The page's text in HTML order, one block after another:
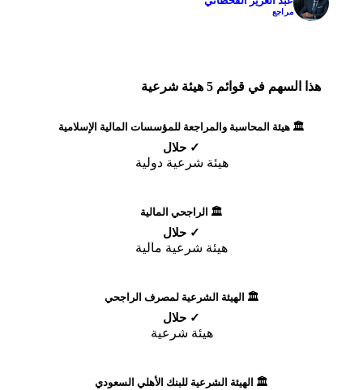
مراجع
هذا السهم في قوائم 5 هيئة شرعية
🏛️ هيئة المحاسبة والمراجعة للمؤسسات المالية الإسلامية
✓ حلال
هيئة شرعية دولية
🏛️ الراجحي المالية
✓ حلال
هيئة شرعية مالية
🏛️ الهيئة الشرعية لمصرف الراجحي
✓ حلال
هيئة شرعية
🏛️ الهيئة الشرعية للبنك الأهلي السعودي